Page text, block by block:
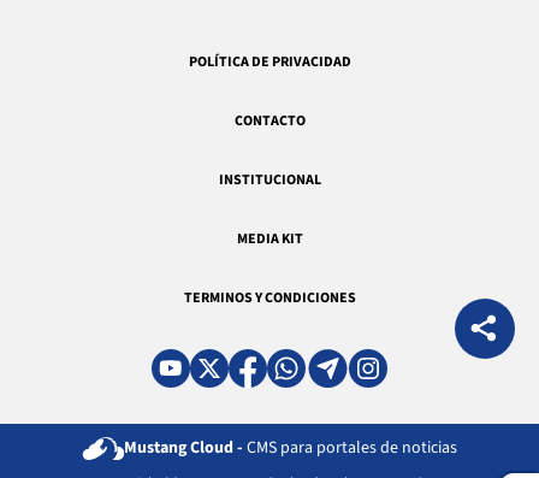
POLÍTICA DE PRIVACIDAD
CONTACTO
INSTITUCIONAL
MEDIA KIT
TERMINOS Y CONDICIONES
Mustang Cloud - CMS para portales de noticias